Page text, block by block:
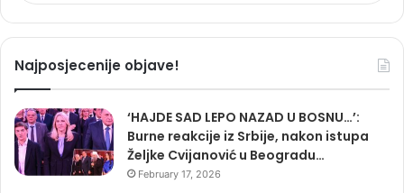
Najposjecenije objave!
‘HAJDE SAD LEPO NAZAD U BOSNU…’:
Burne reakcije iz Srbije, nakon istupa
Željke Cvijanović u Beogradu…
February 17, 2026